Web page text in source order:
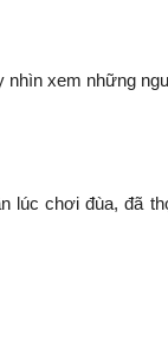
nhìn xem những
lúc chơi đùa, đã